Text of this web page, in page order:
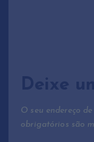
ã
o
d
Deixe
O seu endereço
obrigatórios são